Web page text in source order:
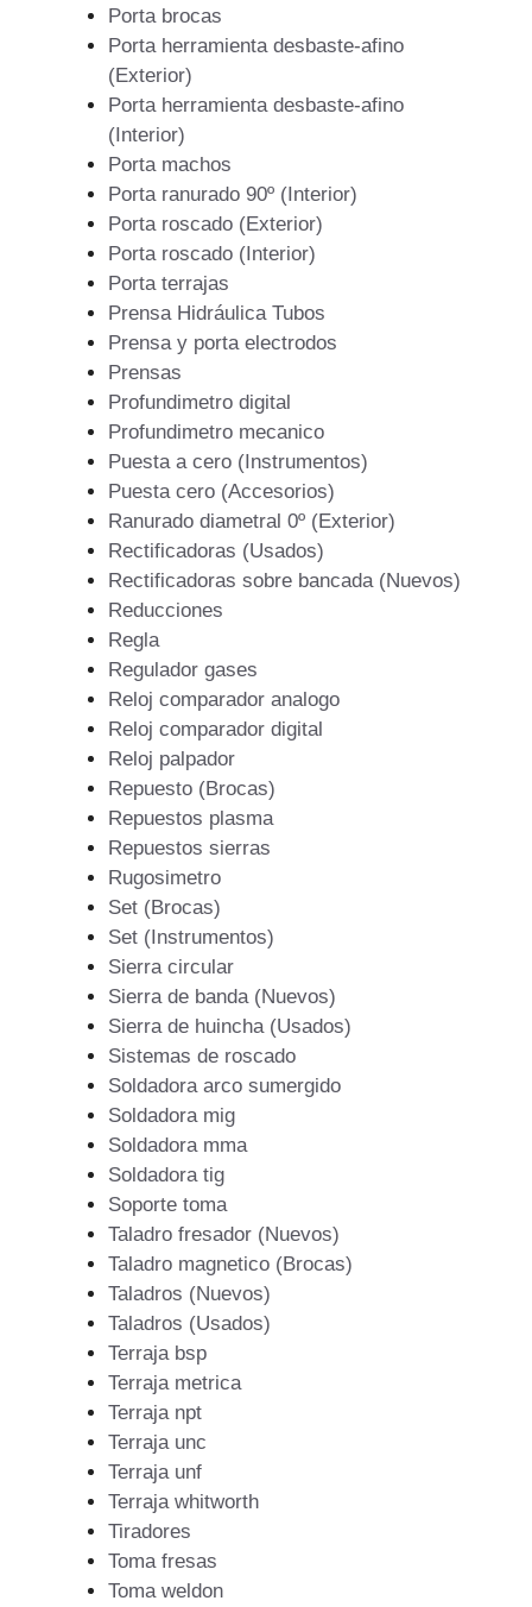
Porta brocas
Porta herramienta desbaste-afino
(Exterior)
Porta herramienta desbaste-afino
(Interior)
Porta machos
Porta ranurado 90º (Interior)
Porta roscado (Exterior)
Porta roscado (Interior)
Porta terrajas
Prensa Hidráulica Tubos
Prensa y porta electrodos
Prensas
Profundimetro digital
Profundimetro mecanico
Puesta a cero (Instrumentos)
Puesta cero (Accesorios)
Ranurado diametral 0º (Exterior)
Rectificadoras (Usados)
Rectificadoras sobre bancada (Nuevos)
Reducciones
Regla
Regulador gases
Reloj comparador analogo
Reloj comparador digital
Reloj palpador
Repuesto (Brocas)
Repuestos plasma
Repuestos sierras
Rugosimetro
Set (Brocas)
Set (Instrumentos)
Sierra circular
Sierra de banda (Nuevos)
Sierra de huincha (Usados)
Sistemas de roscado
Soldadora arco sumergido
Soldadora mig
Soldadora mma
Soldadora tig
Soporte toma
Taladro fresador (Nuevos)
Taladro magnetico (Brocas)
Taladros (Nuevos)
Taladros (Usados)
Terraja bsp
Terraja metrica
Terraja npt
Terraja unc
Terraja unf
Terraja whitworth
Tiradores
Toma fresas
Toma weldon